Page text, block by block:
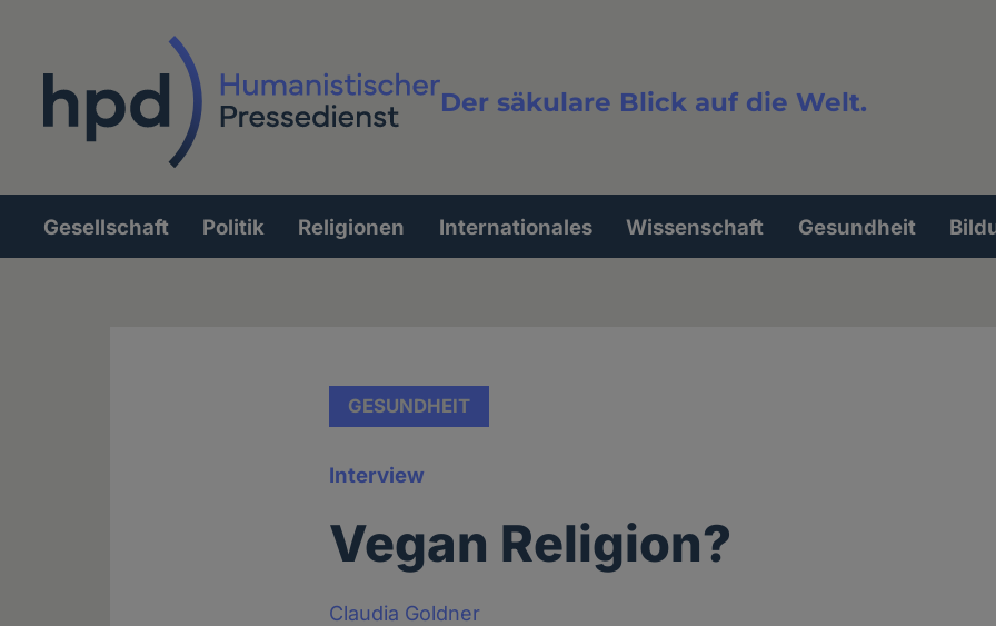
Der säkulare Blick auf die Welt.
Volltextsuche
Hauptnavigation
Gesellschaft Politik Religionen Internationales Wissenschaft Gesundheit
GESUNDHEIT
Interview
Vegan Religion?
Claudia Goldner